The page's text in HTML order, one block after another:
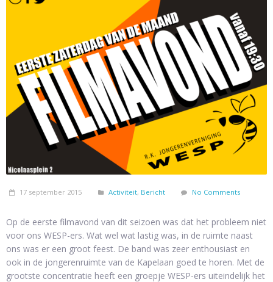
17 september 2015 Activiteit, Bericht No Comments
Op de eerste filmavond van dit seizoen was dat het probleem niet
voor ons WESP-ers. Wat wel wat lastig was, in de ruimte naast
ons was er een groot feest. De band was zeer enthousiast en
ook in de jongerenruimte van de Kapelaan goed te horen. Met de
grootste concentratie heeft een groepje WESP-ers uiteindelijk het